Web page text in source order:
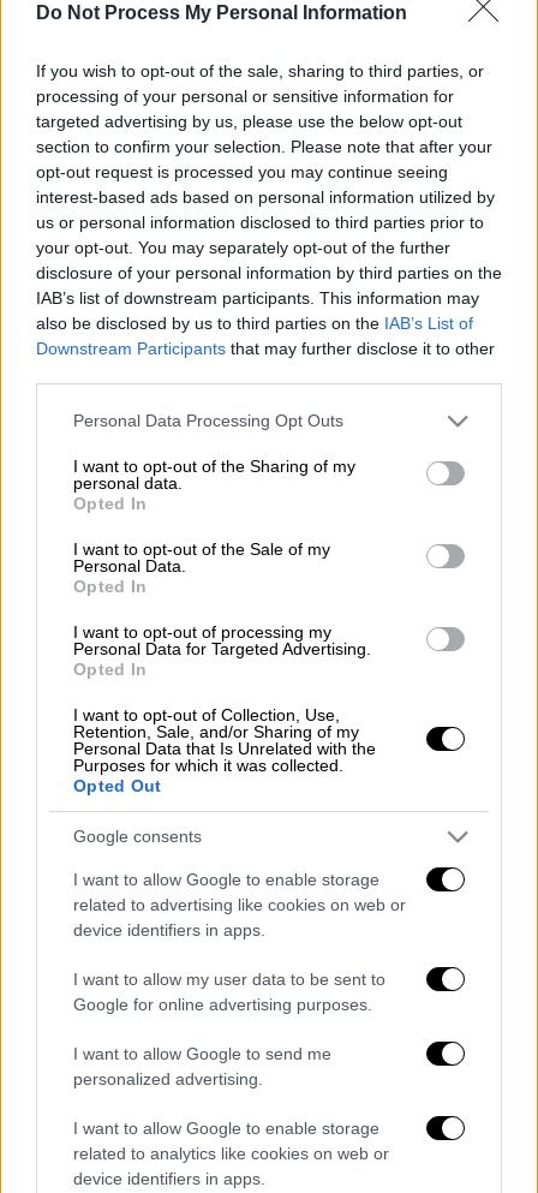
Do Not Process My Personal Information
If you wish to opt-out of the sale, sharing to third parties, or
processing of your personal or sensitive information for
targeted advertising by us, please use the below opt-out
section to confirm your selection. Please note that after your
opt-out request is processed you may continue seeing
interest-based ads based on personal information utilized by
us or personal information disclosed to third parties prior to
your opt-out. You may separately opt-out of the further
disclosure of your personal information by third parties on the
IAB’s list of downstream participants. This information may
also be disclosed by us to third parties on the IAB’s List of
Downstream Participants that may further disclose it to other
Please note that this website/app uses one or more Google
not limited to your visit or usage behaviour. You may click to
grant or deny consent to Google and its third-party tags to
use your data for below specified purposes in below Google
consent section.
Personal Data Processing Opt Outs
I want to opt-out of the Sharing of my
personal data.
Opted In
I want to opt-out of the Sale of my
Personal Data.
Opted In
I want to opt-out of processing my
Personal Data for Targeted Advertising.
Opted In
I want to opt-out of Collection, Use,
Retention, Sale, and/or Sharing of my
Personal Data that Is Unrelated with the
Purposes for which it was collected.
Opted Out
Google consents
I want to allow Google to enable storage
related to advertising like cookies on web or
device identifiers in apps.
I want to allow my user data to be sent to
Google for online advertising purposes.
I want to allow Google to send me
personalized advertising.
I want to allow Google to enable storage
related to analytics like cookies on web or
device identifiers in apps.
Συντάξεις / Eurokinissi
Προσθέστε το ΕΘΝΟΣ στη Google
Την Τρίτη 27 Σεπτεμβρίου αναμένεται να
ξεκινήσει η καταβολή τωνσυντάξεων
Οκτωβρίου από τονΕΦΚΑ, σύμφωνα με τις
τελευταίες πληροφορίες.
Σύμφωνα με αυτές , στο πλαίσιο της
εφαρμογής του μέτρου της ταυτόχρονης
καταβολής των κύριων και επικουρικών
συντάξεων, το Διοικητικό Συμβούλιο του
ΕΦΚΑ θα εγκρίνει την εισήγηση με το
ακόλουθο πρόγραμμα πληρωμής των κύριων
και επικουρικών συντάξεων:
Στις 27 Σεπτεμβρίου 2022
, ημέρα Τρίτη
θα καταβληθούν οι κύριες και
συνταξιούχων που προέρχονται από
τους τέως φορείς: ΟΑΕΕ, ΟΓΑ, ΝΑΤ,
ΕΤΑΑ, ΕΤΑΤ, ΕΤΑΠ-ΜΜΕ και ΔΕΗ.
Στις 28 Σεπτεμβρίου 2022, ημέρα
Τετάρτη θα καταβληθούν οι κύριες και
επικουρικές συντάξεις των
συνταξιούχων που προέρχονται από
ΤΡΑΠΕΖΕΣ, ΕΝΤΑΣΣΟΜΕΝΑ
(ΤΣΕΑΠΓΣΟ,ΤΣΠ-ΗΣΑΠ), ΟΤΕ και
σε 1,3,5,7,9.
Στις 29 Σεπτεμβρίου 2022ημέρα
Πέμπτη θα καταβληθούν οι κύριες και
επικουρικές συντάξεις των
συνταξιούχων που προέρχονται από
τους τέως φορείς: ΙΚΑ-ΕΤΑΜ,
ΤΡΑΠΕΖΕΣ, ΕΝΤΑΣΣΟΜΕΝΑ